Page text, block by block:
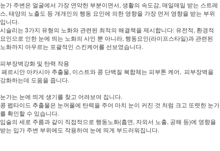
눈가 주변은 얼굴에서 가장 연약한 부분이면서, 생활의 속도감, 매일매일 받는 스트레
스, 태양의 노출도 등 개개인의 행동 요인에 의한 영향을 가장 먼저 영향을 받는 부위
입니다.
시슬리는 3가지 유형의 노화와 관련된 최적의 해결책을 제시합니다: 유전적, 환경적
요인으로 인한 눈에 띄는 노화의 사인 뿐 아니라, 행동요인(라이프스타일)과 관련된
노화까지 아우르는 포괄적인 스킨케어를 선보였습니다.
피부장벽강화 및 탄력 작용
페르시안 아카시아 추출물, 이스트와 콩 단백질 복합체는 피부톤 케어, 피부장벽을
강화하는데 도움을 줍니다.
눈가는 눈에 띄게 생기를 찾고 어려보여 집니다.
콩 펩타이드 추출물은 눈꺼풀에 탄력을 주어 마치 눈이 커진 것 처럼 크고 또렷한 눈가
를 확인할 수 있습니다.
입술의 세로 주름과 같이 직접적으로 행동노화(흡연, 자외서 노출, 공해 등)에 영향을
받는 입가 주변 부위에도 작용하여 눈에 띄게 부드러워집니다.